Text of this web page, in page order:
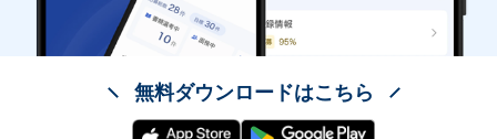
無料ダウンロードはこちら